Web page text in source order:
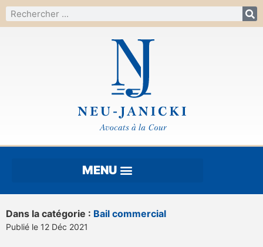
Dans la catégorie : Bail commercial
Publié le 12 Déc 2021